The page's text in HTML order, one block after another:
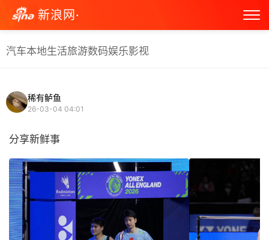
新浪网·
汽车本地生活旅游数码娱乐影视
稀有鲈鱼
26-03-04 04:01
分享新鲜事 ​